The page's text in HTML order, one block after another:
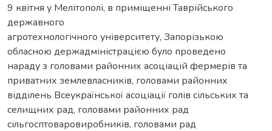
9 квітня у Мелітополі, в приміщенні Таврійського
державного
агротехнологічного університету, Запорізькою
обласною держадміністрацією було проведено
нараду з головами районних асоціацій фермерів та
приватних землевласників, головами районних
відділень Всеукраїнської асоціації голів сільських та
селищних рад, головами районних рад
сільгосптоваровиробників, головами рад